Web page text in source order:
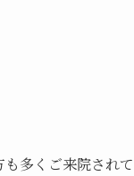
多くご来院されて